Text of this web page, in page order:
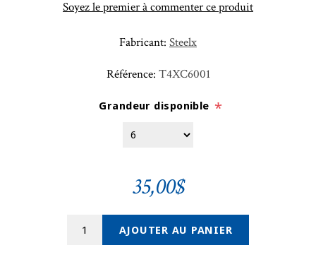
Soyez le premier à commenter ce produit
Fabricant: Steelx
Référence: T4XC6001
Grandeur disponible *
35,00$